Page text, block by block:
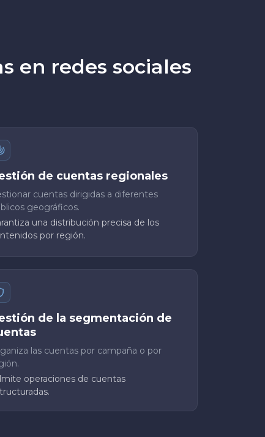
en redes sociales
de cuentas regionales
cuentas dirigidas a diferentes
geográficos.
una distribución precisa de los
por región.
de la segmentación de
las cuentas por campaña o por
operaciones de cuentas